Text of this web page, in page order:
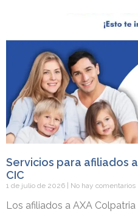
Servicios para afiliados
CIC
1 de julio de 2026 No hay comentarios
Los afiliados a AXA